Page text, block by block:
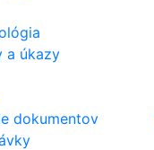
a úkazy
dokumentov